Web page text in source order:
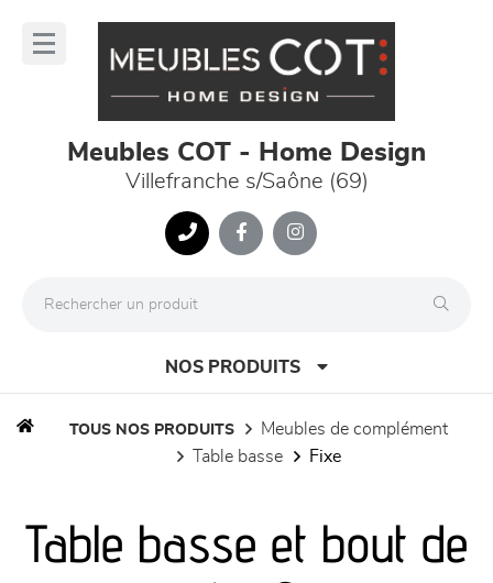
Meubles COT - Home Design
Villefranche s/Saône (69)
NOS PRODUITS
séjours
TOUS NOS PRODUITS
meubles de complément
table basse
fixe
Table basse et bout de